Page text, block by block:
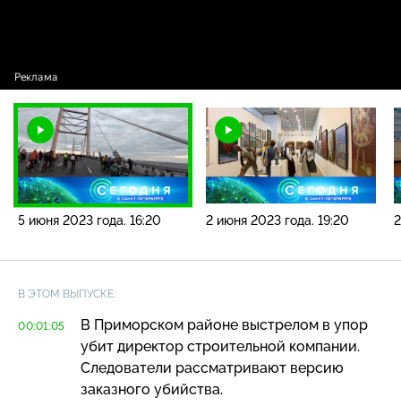
5 июня 2023 года. 16:20 2 июня 2023 года. 19:20
В ЭТОМ ВЫПУСКЕ:
00:01:05
В Приморском районе выстрелом в упор
убит директор строительной компании.
Следователи рассматривают версию
заказного убийства.